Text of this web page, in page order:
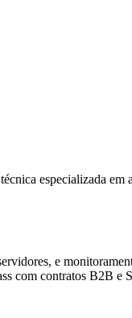
especializada em
e
com contratos B2B e